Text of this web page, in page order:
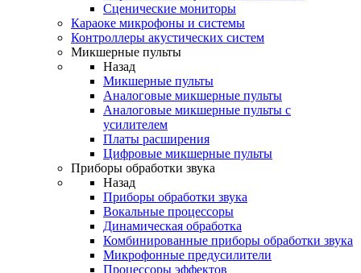
Сценические мониторы
Караоке микрофоны и системы
Контроллеры акустических систем
Микшерные пульты
Назад
Микшерные пульты
Аналоговые микшерные пульты
Аналоговые микшерные пульты с
усилителем
Платы расширения
Цифровые микшерные пульты
Приборы обработки звука
Назад
Приборы обработки звука
Вокальные процессоры
Динамическая обработка
Комбинированные приборы обработки звука
Микрофонные предусилители
Процессоры эффектов